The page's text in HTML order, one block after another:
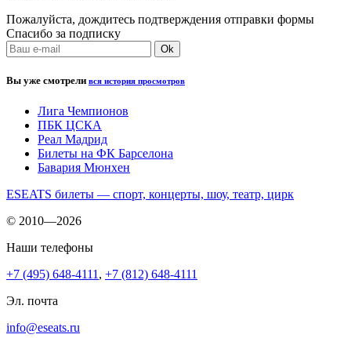
Пожалуйста, дождитесь подтверждения отправки формы
Спасибо за подписку
Вы уже смотрели вся история просмотров
Лига Чемпионов
ПБК ЦСКА
Реал Мадрид
Билеты на ФК Барселона
Бавария Мюнхен
ESEATS билеты — спорт, концерты, шоу, театр, цирк
© 2010—2026
Наши телефоны
+7 (495) 648-4111 , +7 (812) 648-4111
Эл. почта
info@eseats.ru